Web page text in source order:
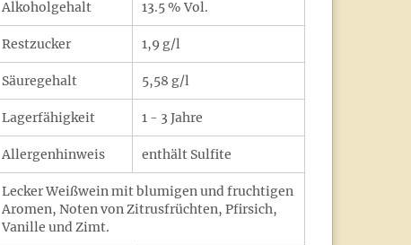
Alkoholgehalt 13.5 % Vol.
Restzucker 1,9 g/l
Säuregehalt 5,58 g/l
Lagerfähigkeit 1 - 3 Jahre
Allergenhinweis enthält Sulfite
Lecker Weißwein mit blumigen und fruchtigen
Aromen, Noten von Zitrusfrüchten, Pfirsich,
Vanille und Zimt.